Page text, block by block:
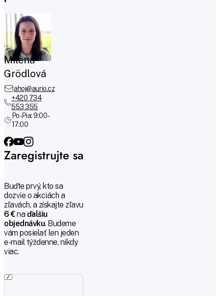
Milena
Grödlová
ahoj@aurio.cz
+420 734
553 355
Po-Pia: 9:00 -
17:00
Zaregistrujte sa
Buďte prvý, kto sa
dozvie o akciách a
zľavách, a získajte zľavu
6 €na ďalšiu
objednávku. Budeme
vám posielať len jeden
e-mail týždenne, nikdy
viac.